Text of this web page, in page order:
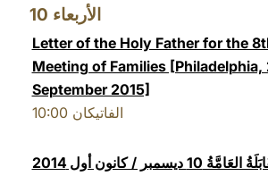
10 الأربعاء
Letter of the Holy Father for the
Meeting of Families [Philadelphia,
September 2015]
10:00 الفاتيكان
10 ديسمبر / كانون أول 2014